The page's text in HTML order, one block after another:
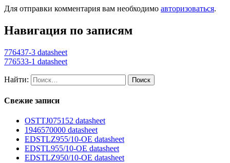
Для отправки комментария вам необходимо авторизоваться.
Навигация по записям
776437-3 datasheet
776533-1 datasheet
Найти:
Свежие записи
OSTTJ075152 datasheet
1946570000 datasheet
EDSTLZ955/10-OE datasheet
EDSTL955/10-OE datasheet
EDSTLZ950/10-OE datasheet